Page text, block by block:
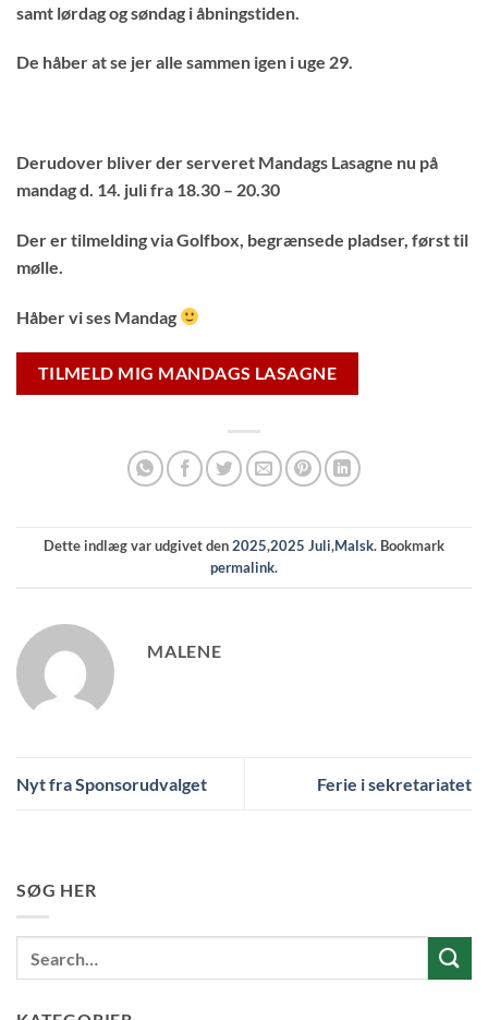
samt lørdag og søndag i åbningstiden.
De håber at se jer alle sammen igen i uge 29.
Derudover bliver der serveret Mandags Lasagne nu på
mandag d. 14. juli fra 18.30 – 20.30
Der er tilmelding via Golfbox, begrænsede pladser, først til
mølle.
Håber vi ses Mandag
TILMELD MIG MANDAGS LASAGNE
Dette indlæg var udgivet den2025,2025 Juli,Malsk. Bookmark
permalink.
MALENE
Nyt fra Sponsorudvalget Ferie i sekretariatet
SØG HER